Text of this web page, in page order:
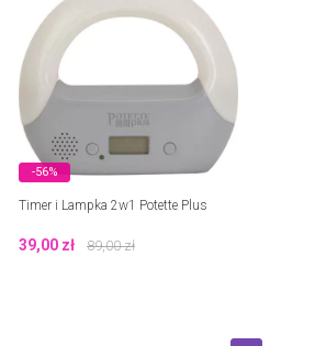
-56%
Timer i Lampka 2w1 Potette Plus
39,00 zł 89,00zł